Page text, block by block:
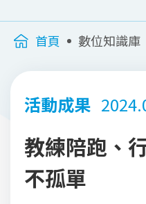
首頁 數位知識庫
活動成果
教練陪跑、
不孤單